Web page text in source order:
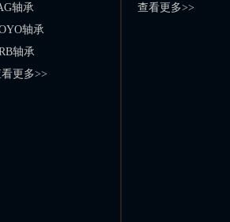
轴承
轴承
轴承
更多>>
查看更多>>